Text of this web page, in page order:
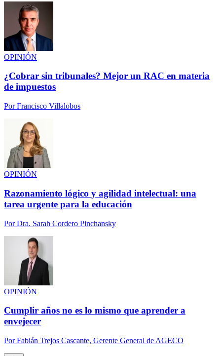
OPINIÓN
¿Cobrar sin tribunales? Mejor un RAC en materia
de impuestos
PorFrancisco Villalobos
OPINIÓN
Razonamiento lógico y agilidad intelectual: una
tarea urgente para la educación
PorDra. Sarah Cordero Pinchansky
OPINIÓN
Cumplir años no es lo mismo que aprender a
envejecer
PorFabián Trejos Cascante, Gerente General de AGECO